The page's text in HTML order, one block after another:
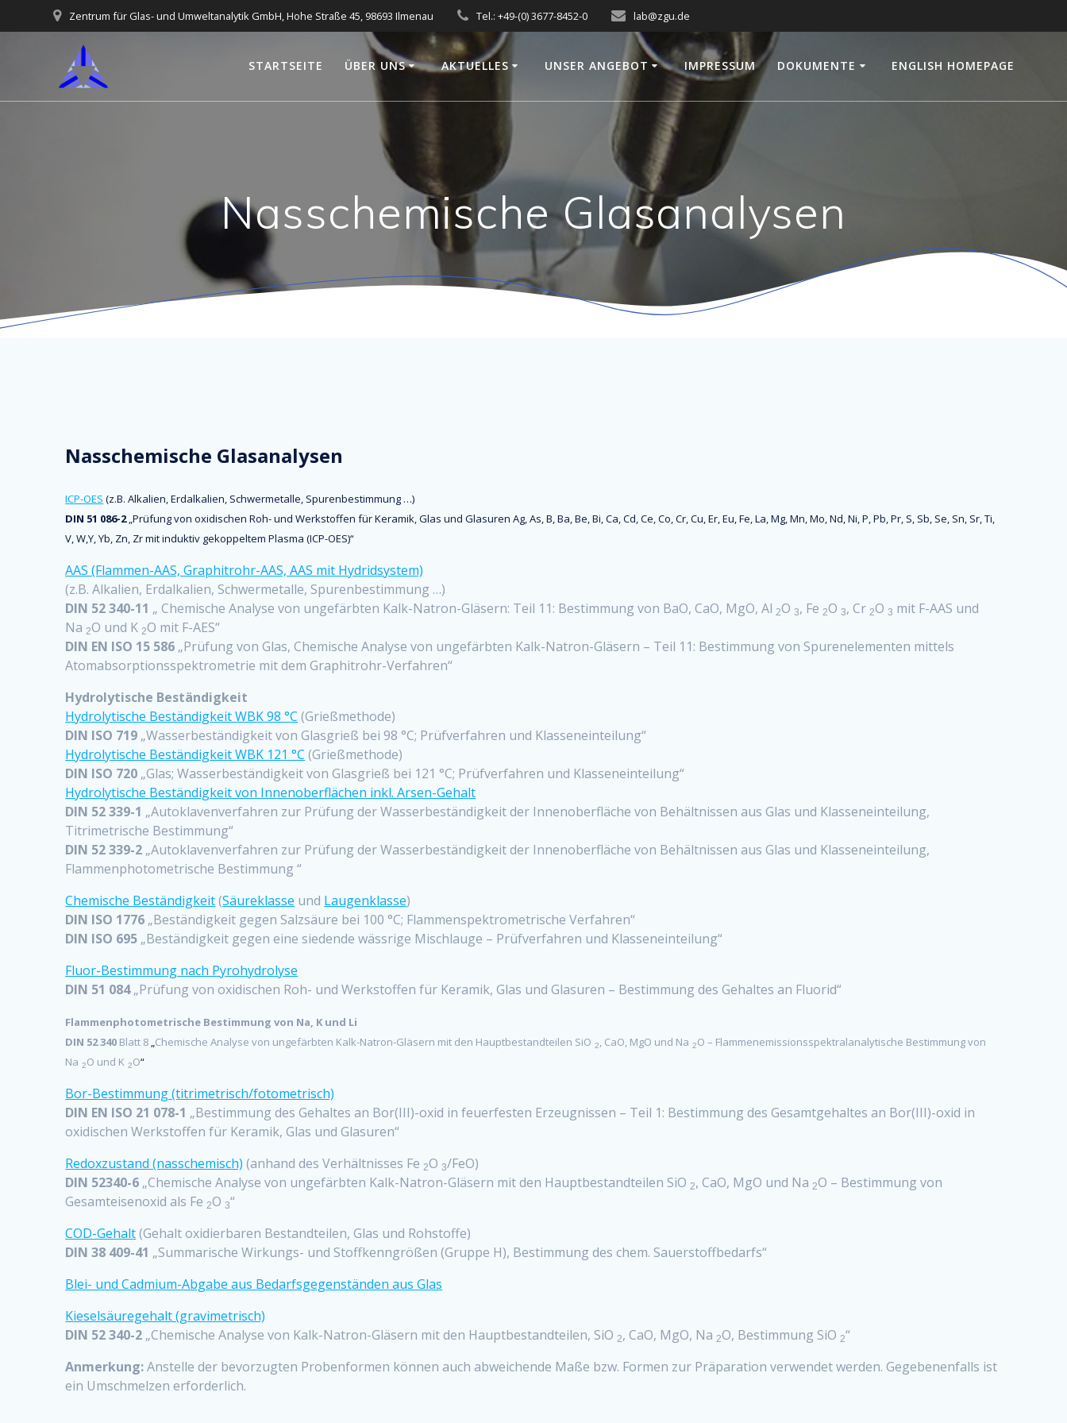
to
Zentrum für Glas- und Umweltanalytik GmbH, Hohe Straße 45, 98693 Ilmenau Tel.: +49-(0) 3677-8452-0 lab@zgu.de
STARTSEITE ÜBER UNS AKTUELLES UNSER ANGEBOT IMPRESSUM DOKUMENTE ENGLISH HOMEPAGE
Nasschemische Glasanalysen
Nasschemische Glasanalysen
ICP-OES (z.B. Alkalien, Erdalkalien, Schwermetalle, Spurenbestimmung …)
DIN 51 086-2„Prüfung von oxidischen Roh- und Werkstoffen für Keramik, Glas und Glasuren Ag, As, B, Ba, Be, Bi, Ca, Cd, Ce, Co, Cr, Cu, Er, Eu, Fe, La, Mg, Mn, Mo, Nd, Ni, P, Pb, Pr, S, Sb, Se, Sn, Sr, Ti,
V, W,Y, Yb, Zn, Zr mit induktiv gekoppeltem Plasma (ICP-OES)“
AAS (Flammen-AAS, Graphitrohr-AAS, AAS mit Hydridsystem)
(z.B. Alkalien, Erdalkalien, Schwermetalle, Spurenbestimmung …)
DIN 52 340-11 „ Chemische Analyse von ungefärbten Kalk-Natron-Gläsern: Teil 11: Bestimmung von BaO, CaO, MgO, Al 2O 3, Fe 2O 3, Cr 2O 3 mit F-AAS und
Na 2O und K 2O mit F-AES“
DIN EN ISO 15 586 „Prüfung von Glas, Chemische Analyse von ungefärbten Kalk-Natron-Gläsern – Teil 11: Bestimmung von Spurenelementen mittels
Atomabsorptionsspektrometrie mit dem Graphitrohr-Verfahren“
Hydrolytische Beständigkeit
Hydrolytische Beständigkeit WBK 98 °C (Grießmethode)
DIN ISO 719 „Wasserbeständigkeit von Glasgrieß bei 98 °C; Prüfverfahren und Klasseneinteilung“
Hydrolytische Beständigkeit WBK 121 °C (Grießmethode)
DIN ISO 720 „Glas; Wasserbeständigkeit von Glasgrieß bei 121 °C; Prüfverfahren und Klasseneinteilung“
Hydrolytische Beständigkeit von Innenoberflächen inkl. Arsen-Gehalt
DIN 52 339-1 „Autoklavenverfahren zur Prüfung der Wasserbeständigkeit der Innenoberfläche von Behältnissen aus Glas und Klasseneinteilung,
Titrimetrische Bestimmung“
DIN 52 339-2 „Autoklavenverfahren zur Prüfung der Wasserbeständigkeit der Innenoberfläche von Behältnissen aus Glas und Klasseneinteilung,
Flammenphotometrische Bestimmung “
Chemische Beständigkeit(Säureklasse und Laugenklasse)
DIN ISO 1776 „Beständigkeit gegen Salzsäure bei 100 °C; Flammenspektrometrische Verfahren“
DIN ISO 695 „Beständigkeit gegen eine siedende wässrige Mischlauge – Prüfverfahren und Klasseneinteilung“
Fluor-Bestimmung nach Pyrohydrolyse
DIN 51 084„Prüfung von oxidischen Roh- und Werkstoffen für Keramik, Glas und Glasuren – Bestimmung des Gehaltes an Fluorid“
Flammenphotometrische Bestimmung von Na, K und Li
DIN 52 340 Blatt 8 „Chemische Analyse von ungefärbten Kalk-Natron-Gläsern mit den Hauptbestandteilen SiO 2, CaO, MgO und Na 2O – Flammenemissionsspektralanalytische Bestimmung von
Na 2O und K 2O“
Bor-Bestimmung (titrimetrisch/fotometrisch)
DIN EN ISO 21 078-1 „Bestimmung des Gehaltes an Bor(III)-oxid in feuerfesten Erzeugnissen – Teil 1: Bestimmung des Gesamtgehaltes an Bor(III)-oxid in
oxidischen Werkstoffen für Keramik, Glas und Glasuren“
Redoxzustand (nasschemisch) (anhand des Verhältnisses Fe 2O 3/FeO)
DIN 52340-6 „Chemische Analyse von ungefärbten Kalk-Natron-Gläsern mit den Hauptbestandteilen SiO 2, CaO, MgO und Na 2O – Bestimmung von
Gesamteisenoxid als Fe 2O 3“
COD-Gehalt(Gehalt oxidierbaren Bestandteilen, Glas und Rohstoffe)
DIN 38 409-41 „Summarische Wirkungs- und Stoffkenngrößen (Gruppe H), Bestimmung des chem. Sauerstoffbedarfs“
Blei- und Cadmium-Abgabe aus Bedarfsgegenständen aus Glas
Kieselsäuregehalt (gravimetrisch)
DIN 52 340-2 „Chemische Analyse von Kalk-Natron-Gläsern mit den Hauptbestandteilen, SiO 2, CaO, MgO, Na 2O, Bestimmung SiO 2“
Anmerkung:Anstelle der bevorzugten Probenformen können auch abweichende Maße bzw. Formen zur Präparation verwendet werden. Gegebenenfalls ist
ein Umschmelzen erforderlich.